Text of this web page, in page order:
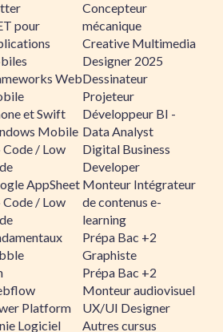
pour
Web
et Swift
Mobile
/ Low
AppSheet
/ Low
Platform
Logiciel
Concepteur
mécanique
Creative Multimedia
Designer 2025
Dessinateur
Projeteur
Développeur BI -
Data Analyst
Digital Business
Developer
Monteur Intégrateur
de contenus e-
learning
Prépa Bac +2
Graphiste
Prépa Bac +2
Monteur audiovisuel
UX/UI Designer
Autres cursus